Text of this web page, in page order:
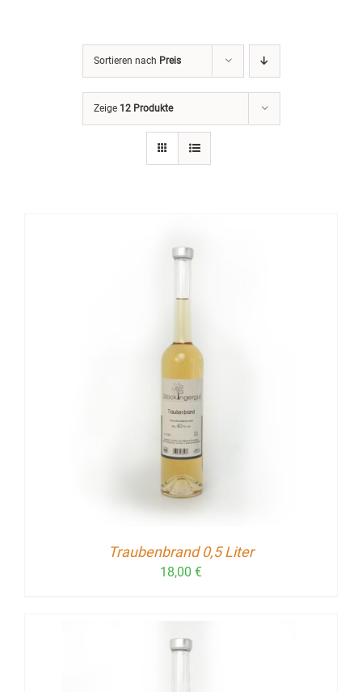
Sortieren nach Preis
Zeige 12 Produkte
Traubenbrand 0,5 Liter
18,00 €